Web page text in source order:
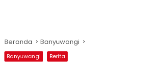
Beranda Banyuwangi
Banyuwangi Berita